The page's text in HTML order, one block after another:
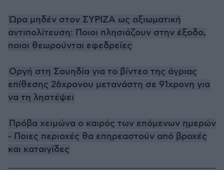
Ώρα μηδέν στον ΣΥΡΙΖΑ ως αξιωματική
αντιπολίτευση: Ποιοι πλησιάζουν στην έξοδο,
ποιοι θεωρούνται εφεδρείες
Οργή στη Σουηδία για το βίντεο της άγριας
επίθεσης 26χρονου μετανάστη σε 91χρονη για
να τη ληστέψει
Πρόβα χειμώνα ο καιρός των επόμενων ημερών
- Ποιες περιοχές θα επηρεαστούν από βροχές
και καταιγίδες